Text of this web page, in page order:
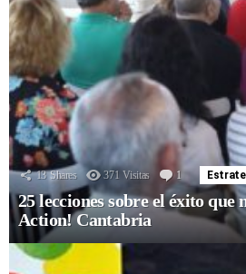
13 Shares 371 Visitas 1 Comentario
25 lecciones sobre el éxito que
Action! Cantabria